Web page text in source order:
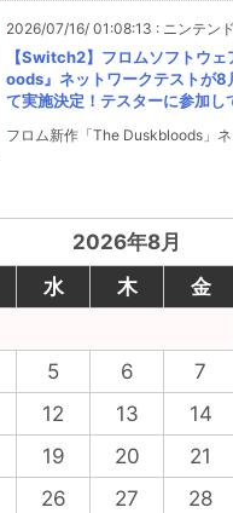
2026/07/16/ 01:08:13 : ニンテン
【Switch2】フロムソフトウ
oods』ネットワークテストが8
て実施決定！テスターに参加し
フロム新作「The Duskbloods」
2026年8月
水 木 金
5 6 7
12 13 14
19 20 21
26 27 28